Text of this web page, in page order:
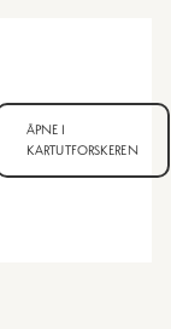
ÅPNE I
KARTUTFORSKEREN